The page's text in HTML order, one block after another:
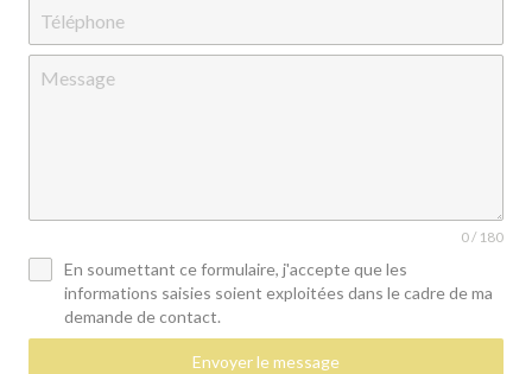
0 / 180
En soumettant ce formulaire, j'accepte que les
informations saisies soient exploitées dans le cadre de ma
demande de contact.
Envoyer le message